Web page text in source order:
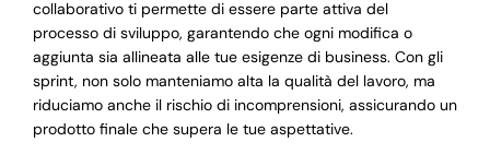
collaborativo ti permette di essere parte attiva del
processo di sviluppo, garantendo che ogni modifica o
aggiunta sia allineata alle tue esigenze di business. Con gli
sprint, non solo manteniamo alta la qualità del lavoro, ma
riduciamo anche il rischio di incomprensioni, assicurando un
prodotto finale che supera le tue aspettative.